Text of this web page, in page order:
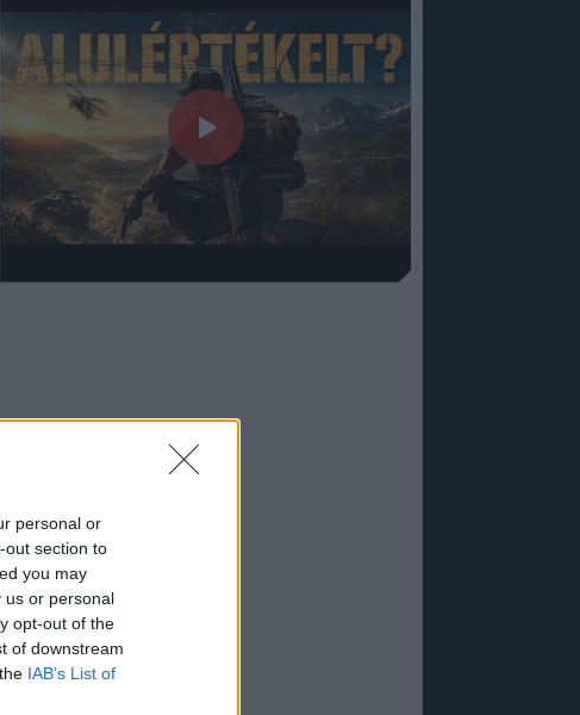
personal or
out section to
you may
us or personal
opt-out of the
of downstream
IAB’s List of